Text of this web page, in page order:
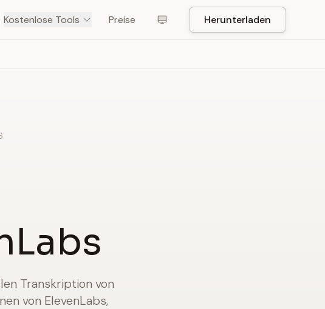
Kostenlose Tools Preise Herunterladen
Transkription von
von ElevenLabs,